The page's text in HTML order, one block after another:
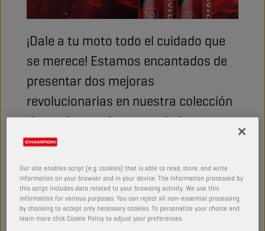
¡Dale a tu moto todo el cuidado que
se merece! Estamos encantados de
presentar dos mejoras
revolucionarias en nuestra colección
de productos de mantenimiento para
motocicletas: CHAMPION PRORACING
GP SILICONE y CHAMPION
PRORACING GP CHAIN LUBE MAX.
Los lubricantes para motos no han recibido atención
Our site enables script (e.g. cookies) that is able to read, store, and write
information on your browser and in your device. The information processed by
this script includes data related to your browsing activity. We use this
information for various purposes. You can reject all non-essential processing
by choosing to accept only necessary cookies. To personalize your choice and
learn more click Cookie Policy to adjust your preferences.